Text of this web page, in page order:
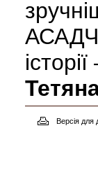
Версія для